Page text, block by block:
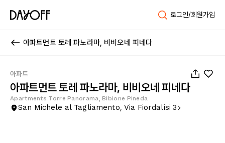
로그인/회원가입
아파트먼트 토레 파노라마, 비비오네 피네다
아파트
아파트먼트 토레 파노라마, 비비오네 피네다
Apartments Torre Panorama, Bibione Pineda
San Michele al Tagliamento, Via Fiordalisi 3